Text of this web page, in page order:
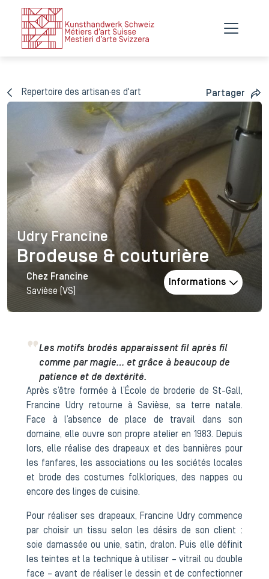
Repertoire des artisan·es d'art Partager
Udry Francine
Udry Francine
Brodeuse & couturière
Chez Francine
Savièse (VS)
Informations
Les motifs brodés apparaissent fil après fil
comme par magie… et grâce à beaucoup de
patience et de dextérité.
Après s’être formée à l’École de broderie de St-Gall,
Francine Udry retourne à Savièse, sa terre natale.
Face à l’absence de place de travail dans son
domaine, elle ouvre son propre atelier en 1983. Depuis
lors, elle réalise des drapeaux et des bannières pour
les fanfares, les associations ou les sociétés locales
et brode des costumes folkloriques, des nappes ou
encore des linges de cuisine.
Pour réaliser ses drapeaux, Francine Udry commence
par choisir un tissu selon les désirs de son client :
soie damassée ou unie, satin, dralon. Puis elle définit
les teintes et la technique à utiliser – vitrail ou double
face – avant de réaliser le dessin et de confectionner